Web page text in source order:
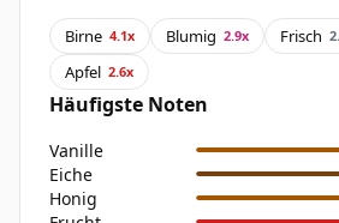
Birne 4.1x Blumig 2.9x Frisch
Apfel 2.6x
Häufigste Noten
Vanille
Eiche
Honig